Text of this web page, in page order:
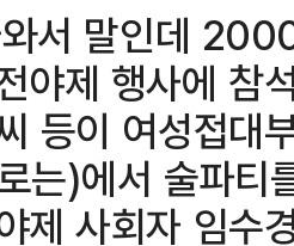
서 말인데
야제 행사에 참
등이 여성접대
는)에서 술파티
제 사회자 임수